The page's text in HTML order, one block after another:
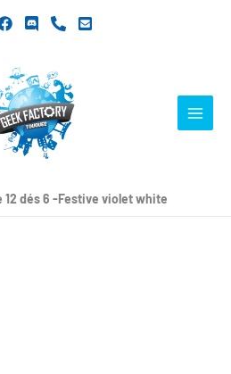
12 dés 6 -Festive violet white